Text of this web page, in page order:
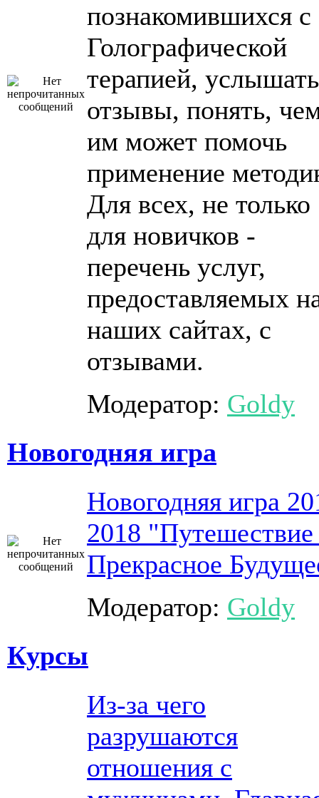
познакомившихся с
Голографической
терапией, услышать
отзывы, понять,
им может помочь
применение
Для всех, не только
для новичков -
перечень услуг,
предоставляемых
наших сайтах, с
отзывами.
Модератор: Goldy
Новогодняя игра
Новогодняя игра
2018 "Путешествие
Прекрасное
Модератор: Goldy
Курсы
Из-за чего
разрушаются
отношения с